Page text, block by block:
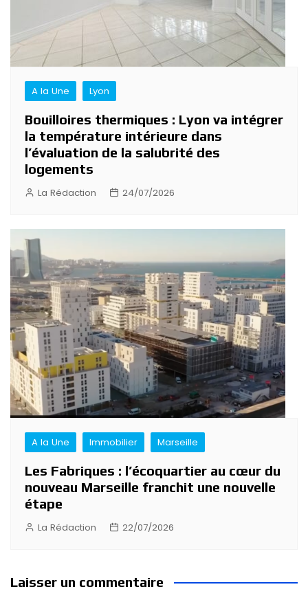
A la Une Lyon
Bouilloires thermiques : Lyon va intégrer
la température intérieure dans
l’évaluation de la salubrité des
logements
La Rédaction 24/07/2026
A la Une Immobilier Marseille
Les Fabriques : l’écoquartier au cœur du
nouveau Marseille franchit une nouvelle
étape
La Rédaction 22/07/2026
Laisser un commentaire